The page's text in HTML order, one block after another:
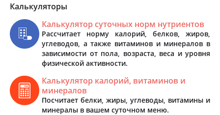
Калькуляторы
Калькулятор суточных норм нутриентов
Рассчитает норму калорий, белков, жиров,
углеводов, а также витаминов и минералов в
зависимости от пола, возраста, веса и уровня
физической активности.
Калькулятор калорий, витаминов и
минералов
Посчитает белки, жиры, углеводы, витамины и
минералы в вашем суточном меню.